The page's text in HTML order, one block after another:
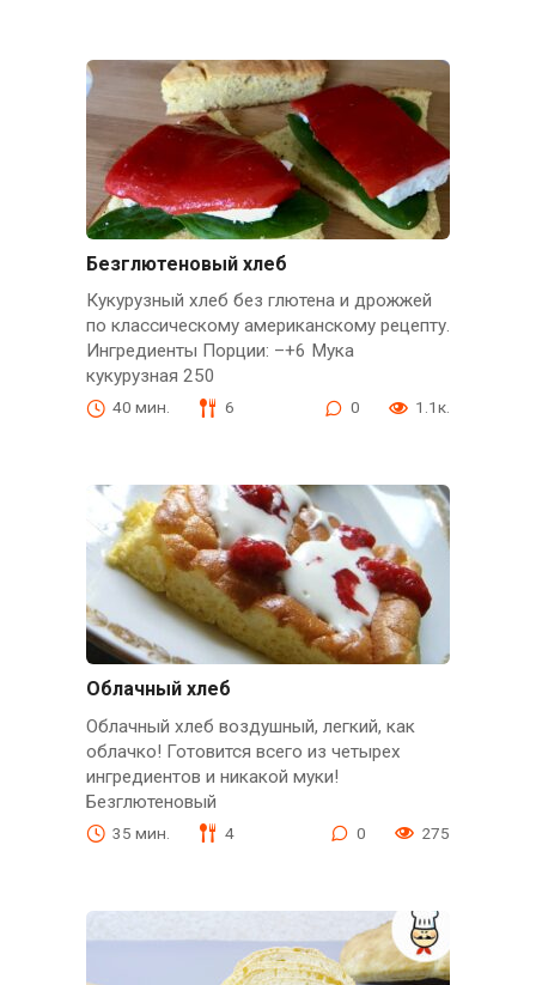
Безглютеновый хлеб
Кукурузный хлеб без глютена и дрожжей
по классическому американскому рецепту.
Ингредиенты Порции: –+6 Мука
кукурузная 250
40 мин. 6 0 1.1к.
Облачный хлеб
Облачный хлеб воздушный, легкий, как
облачко! Готовится всего из четырех
ингредиентов и никакой муки!
Безглютеновый
35 мин. 4 0 275